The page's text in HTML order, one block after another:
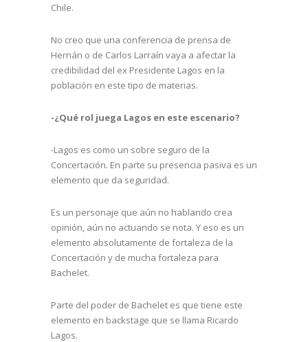
Chile.
No creo que una conferencia de prensa de
Hernán o de Carlos Larraín vaya a afectar la
credibilidad del ex Presidente Lagos en la
población en este tipo de materias.
-¿Qué rol juega Lagos en este escenario?
-Lagos es como un sobre seguro de la
Concertación. En parte su presencia pasiva es un
elemento que da seguridad.
Es un personaje que aún no hablando crea
opinión, aún no actuando se nota. Y eso es un
elemento absolutamente de fortaleza de la
Concertación y de mucha fortaleza para
Bachelet.
Parte del poder de Bachelet es que tiene este
elemento en backstage que se llama Ricardo
Lagos.